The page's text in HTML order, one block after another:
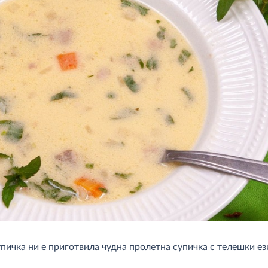
ни е приготвила чудна пролетна супичка с телешки